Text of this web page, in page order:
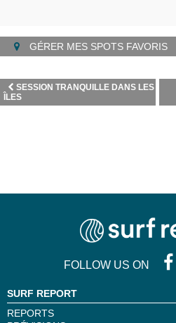
GÉRER MES SPOTS FAVORIS
SESSION TRANQUILLE DANS LES
ÎLES
FOLLOW US ON
SURF REPORT
REPORTS